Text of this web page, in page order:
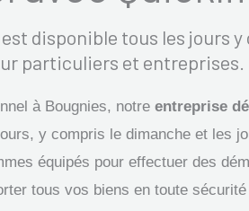
disponible tous les jours
particuliers et entreprises.
à Bougnies, notre entreprise
y compris le dimanche et les
équipés pour effectuer des
tous vos biens en toute